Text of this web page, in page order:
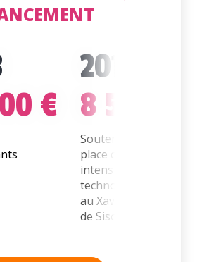
€
2016
8 500 €
Soutenir la mise en
place d'un cours
intensif informatique
technologique d'un an
au Xavier jesuit School
de Sisophon